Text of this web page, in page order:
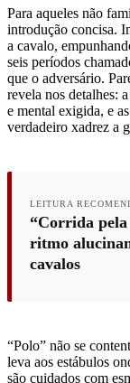
Para aqueles não
introdução concisa.
a cavalo,
seis períodos
que o adversário.
revela nos detalhes:
e mental exigida, e
verdadeiro xadrez a
LEITURA
“Corrida
ritmo
cavalos
“Polo” não se
leva aos estábulos
são cuidados com